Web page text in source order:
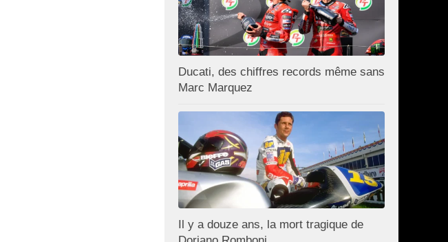
Ducati, des chiffres records même sans
Marc Marquez
Il y a douze ans, la mort tragique de